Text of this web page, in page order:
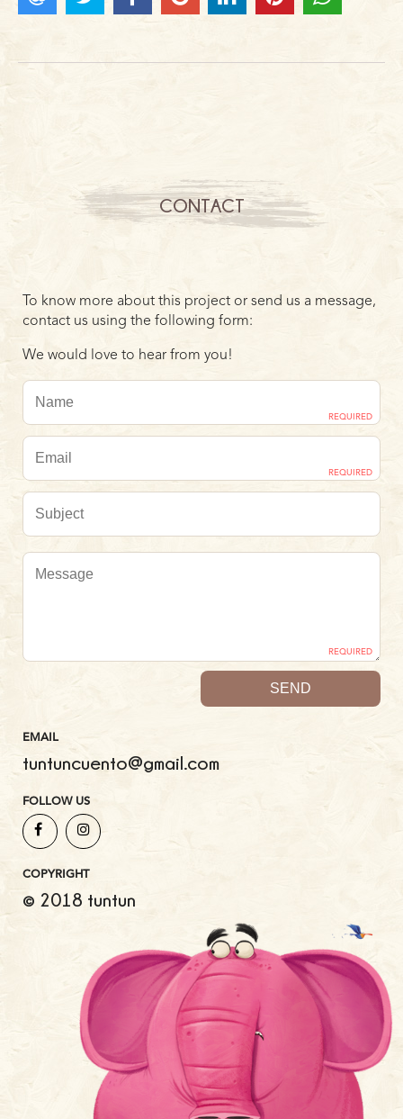
CONTACT
To know more about this project or send us a message,
contact us using the following form:
We would love to hear from you!
REQUIRED
REQUIRED
REQUIRED
EMAIL
tuntuncuento@gmail.com
FOLLOW US
COPYRIGHT
© 2018 tuntun